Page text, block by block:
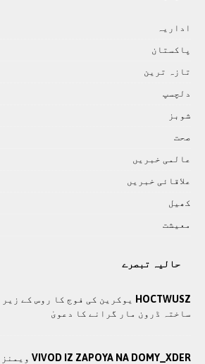
اداريہ
پاکستان
تازہ ترين
دلچسپ
شوبز
صحت
عالمی خبريں
علاقائی خبريں
کھيل
معيشت
حالیہ تبصرے
HOCTWUSZ یوکرین کی فوج کا روس کے
ساختہ ڈرون مار گرانے کا دعویٰ
VIVOD IZ ZAPOYA NA DOMY_XDER